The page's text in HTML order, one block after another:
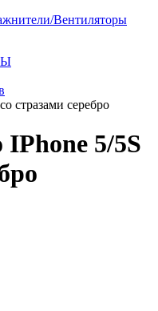
Вентиляторы
стразами серебро
5/5S